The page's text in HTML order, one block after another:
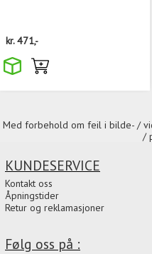
kr.471,-
Med forbehold om feil i bilde- /
/
Følg oss på :
KUNDESERVICE
Kontakt oss
Åpningstider
Retur og reklamasjoner